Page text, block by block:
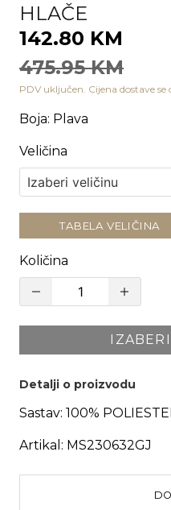
HLAČE
142.80 KM
475.95 KM
PDV uključen. Cijena dostave
Boja: Plava
Veličina
TABELA VELIČINA
Količina
Detalji o proizvodu
Sastav: 100%
Artikal: MS230632GJ